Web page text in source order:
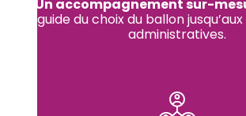
Un accompagnement sur-
guide du choix du ballon
administratives.